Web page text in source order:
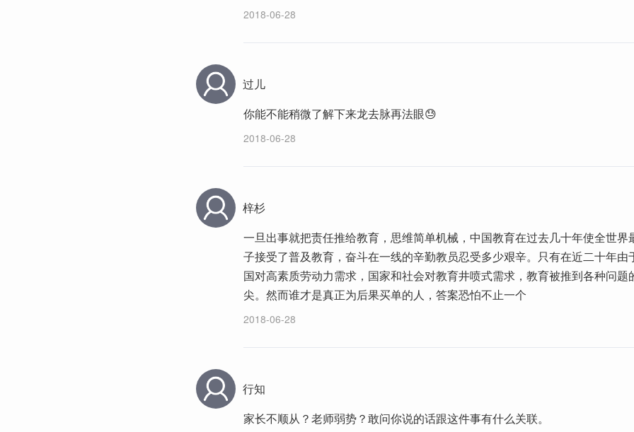
2018-06-28
过儿
你能不能稍微了解下来龙去脉再法眼😓
2018-06-28
梓杉
一旦出事就把责任推给教育，思维简单机械，中国教育在过去几十年使全世界
子接受了普及教育，奋斗在一线的辛勤教员忍受多少艰辛。只有在近二十年由
国对高素质劳动力需求，国家和社会对教育井喷式需求，教育被推到各种问题
尖。然而谁才是真正为后果买单的人，答案恐怕不止一个
2018-06-28
行知
家长不顺从？老师弱势？敢问你说的话跟这件事有什么关联。